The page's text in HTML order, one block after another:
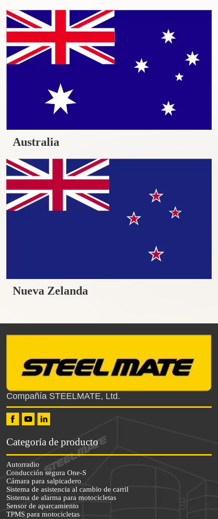
Australia
Nueva Zelanda
Compañía STEELMATE, Ltd.
Categoría de producto
Autorradio
Conducción segura One-S
Cámara para salpicadero
Sistema de asistencia al cambio de carril
Sistema de alarma para motocicletas
Sensor de aparcamiento
TPMS para motocicletas